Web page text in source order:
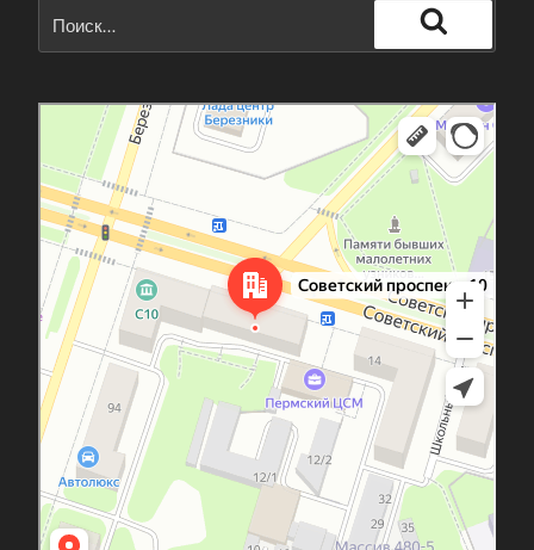
Поиск
Березники
Березниковская улица, 94А — Яндекс Карты